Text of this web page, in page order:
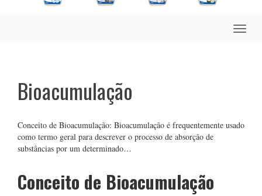
Toggle
Bioacumulação
Conceito de Bioacumulação: Bioacumulação é frequentemente usado
como termo geral para descrever o processo de absorção de
substâncias por um determinado…
Conceito de Bioacumulação